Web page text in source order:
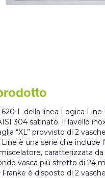
L della linea Logica
304 satinato. Il lavello
“XL” provvisto di 2
è una serie che include
caratterizzata
vasca più stretto di 24
è disposto di 2